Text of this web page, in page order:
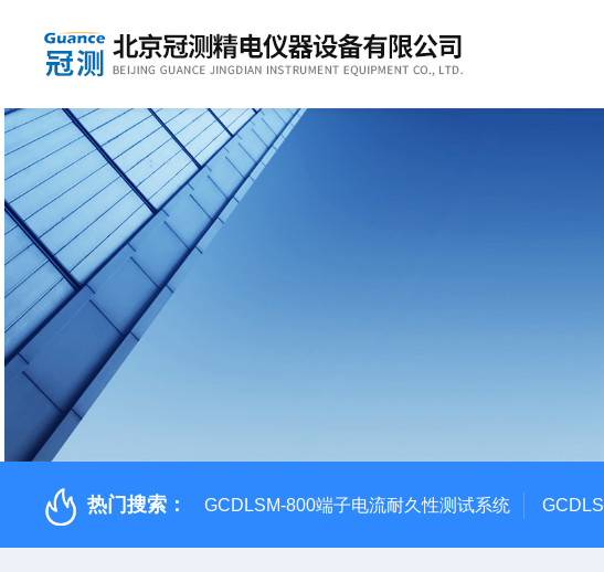
热门搜索： GCDLSM-800端子电流耐久性测试系统